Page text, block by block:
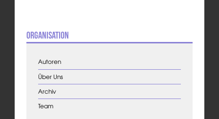
Organisation
Autoren
Über Uns
Archiv
Team